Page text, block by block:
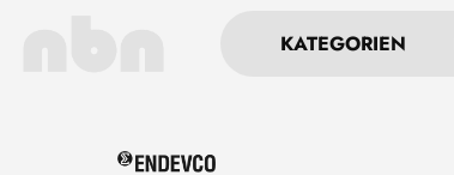
KATEGORIEN